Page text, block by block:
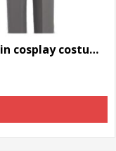
Kamigami pas Asobi Loki Laevatein cosplay costume d’été AC0099